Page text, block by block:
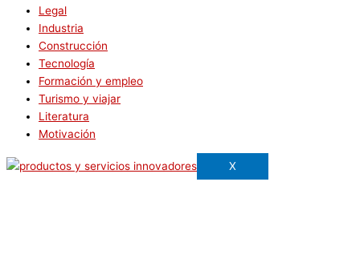
Legal
Industria
Construcción
Tecnología
Formación y empleo
Turismo y viajar
Literatura
Motivación
X